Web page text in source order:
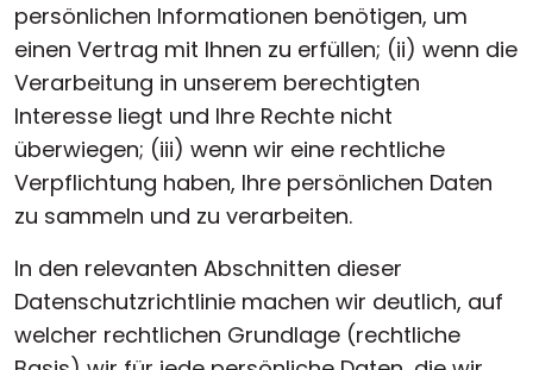
persönlichen Informationen benötigen, um
einen Vertrag mit Ihnen zu erfüllen; (ii) wenn die
Verarbeitung in unserem berechtigten
Interesse liegt und Ihre Rechte nicht
überwiegen; (iii) wenn wir eine rechtliche
Verpflichtung haben, Ihre persönlichen Daten
zu sammeln und zu verarbeiten.
In den relevanten Abschnitten dieser
Datenschutzrichtlinie machen wir deutlich, auf
welcher rechtlichen Grundlage (rechtliche